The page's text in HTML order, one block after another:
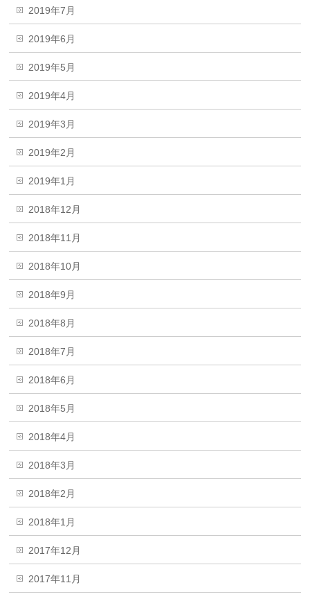
2019年7月
2019年6月
2019年5月
2019年4月
2019年3月
2019年2月
2019年1月
2018年12月
2018年11月
2018年10月
2018年9月
2018年8月
2018年7月
2018年6月
2018年5月
2018年4月
2018年3月
2018年2月
2018年1月
2017年12月
2017年11月